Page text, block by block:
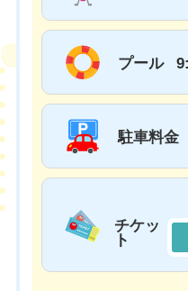
プール
駐車料金
チケッ
ト